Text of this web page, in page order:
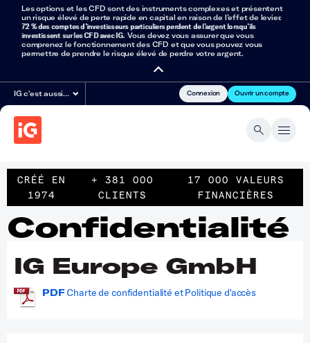
Les options et les CFD sont des instruments complexes et présentent
un risque élevé de perte rapide en capital en raison de l’effet de levier.
72 % des comptes d’investisseurs particuliers perdent de l’argent lorsqu’ils
investissent sur les CFD avec IG. Vous devez vous assurer que vous
comprenez le fonctionnement des CFD et que vous pouvez vous
permettre de prendre le risque élevé de perdre votre argent.
IG c'est aussi… Connexion Ouvrir un compte
CRÉÉ EN
1974
+ 381 000
CLIENTS
17 000 VALEURS
FINANCIÈRES
Confidentialité
IG Europe GmbH
PDFCharte de confidentialité et Politique d'accès